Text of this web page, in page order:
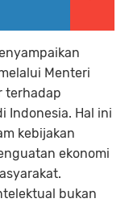
Menteri
terhadap
Indonesia. Hal ini
kebijakan
ekonomi
bukan